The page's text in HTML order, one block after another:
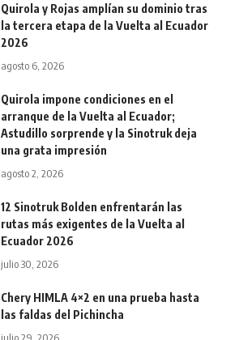
Quirola y Rojas amplían su dominio tras
la tercera etapa de la Vuelta al Ecuador
2026
agosto 6, 2026
Quirola impone condiciones en el
arranque de la Vuelta al Ecuador;
Astudillo sorprende y la Sinotruk deja
una grata impresión
agosto 2, 2026
12 Sinotruk Bolden enfrentarán las
rutas más exigentes de la Vuelta al
Ecuador 2026
julio 30, 2026
Chery HIMLA 4×2 en una prueba hasta
las faldas del Pichincha